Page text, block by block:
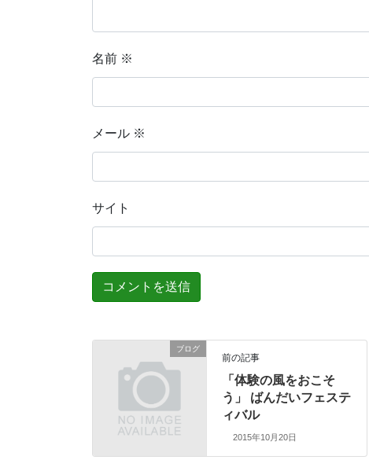
名前 ※
メール ※
サイト
ブログ
前の記事
「体験の風をおこそ
う」 ばんだいフェステ
ィバル
2015年10月20日